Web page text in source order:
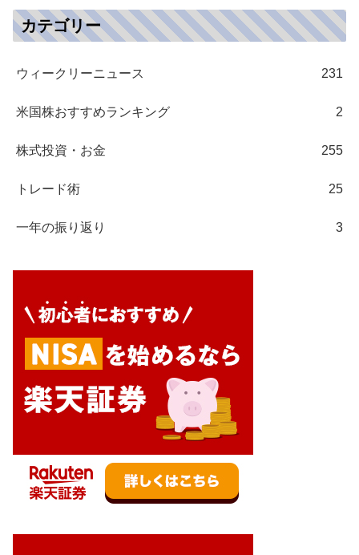
カテゴリー
ウィークリーニュース 231
米国株おすすめランキング 2
株式投資・お金 255
トレード術 25
一年の振り返り 3